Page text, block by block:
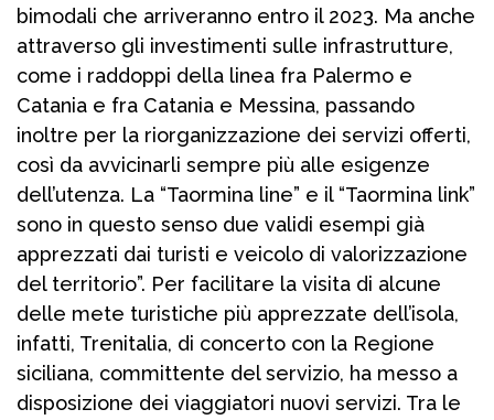
bimodali che arriveranno entro il 2023. Ma anche
attraverso gli investimenti sulle infrastrutture,
come i raddoppi della linea fra Palermo e
Catania e fra Catania e Messina, passando
inoltre per la riorganizzazione dei servizi offerti,
così da avvicinarli sempre più alle esigenze
dell’utenza. La “Taormina line” e il “Taormina link”
sono in questo senso due validi esempi già
apprezzati dai turisti e veicolo di valorizzazione
del territorio”. Per facilitare la visita di alcune
delle mete turistiche più apprezzate dell’isola,
infatti, Trenitalia, di concerto con la Regione
siciliana, committente del servizio, ha messo a
disposizione dei viaggiatori nuovi servizi. Tra le